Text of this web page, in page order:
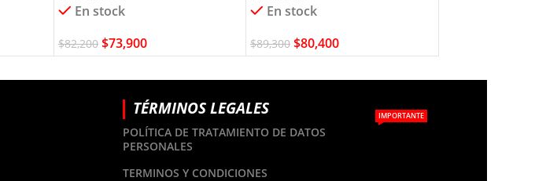
En stock
$82,200 $73,900
En stock
$89,300 $80,400
TÉRMINOS LEGALES
POLÍTICA DE TRATAMIENTO DE DATOS
PERSONALES
IMPORTANTE
TERMINOS Y CONDICIONES